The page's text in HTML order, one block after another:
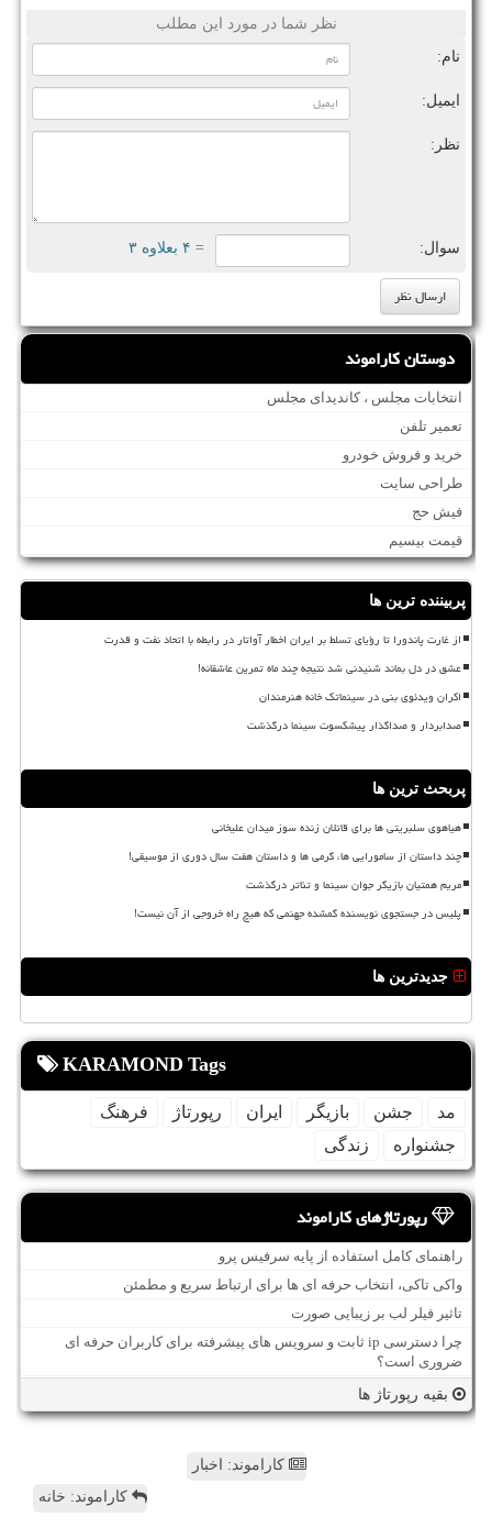
نظر شما در مورد این مطلب
نام:
ایمیل:
نظر:
سوال: = ۴ بعلاوه ۳
دوستان کاراموند
انتخابات مجلس ، کاندیدای مجلس
تعمیر تلفن
خرید و فروش خودرو
طراحی سایت
فیش حج
قیمت بیسیم
پربیننده ترین ها
از غارت پاندورا تا رؤیای تسلط بر ایران اخطار آواتار در رابطه با اتحاد نفت و قدرت
عشق در دل بماند شنیدنی شد نتیجه چند ماه تمرین عاشقانه!
اکران ویدئوی بنی در سینماتک خانه هنرمندان
صدابردار و صداگذار پیشکسوت سینما درگذشت
پربحث ترین ها
هیاهوی سلبریتی ها برای قاتلان زنده سوز میدان علیخانی
چند داستان از سامورایی ها، گرمی ها و داستان هفت سال دوری از موسیقی!
مریم همتیان بازیگر جوان سینما و تئاتر درگذشت
پلیس در جستجوی نویسنده گمشده جهنمی که هیچ راه خروجی از آن نیست!
جدیدترین ها
KARAMOND Tags
مد جشن بازیگر ایران رپورتاژ
فرهنگ
جشنواره
زندگی
رپورتاژهای کاراموند
راهنمای کامل استفاده از پایه سرفیس پرو
واکی تاکی، انتخاب حرفه ای ها برای ارتباط سریع و مطمئن
تاثیر فیلر لب بر زیبایی صورت
چرا دسترسی ip ثابت و سرویس های پیشرفته برای کاربران حرفه ای
ضروری است؟
بقیه رپورتاژ ها
کاراموند: اخبار
کاراموند: خانه